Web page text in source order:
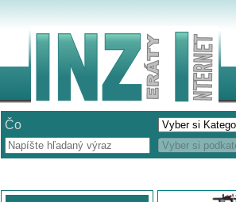
Čo